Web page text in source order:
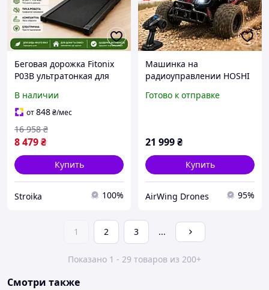
Беговая дорожка Fitonix
P03B ультратонкая для
компактная до 110 кг
Тредмилы для дома
тренажеры для бега
В наличии
от848₴/мес
8 479₴
16 958 ₴
Купить
Stroika 100%
Машинка на
радиоуправлении HOSHI
1:8 до 100+ км/ч |
2500KV | RC внедорожник
Готово к отправке
21 999₴
Купить
AirWing Drones 95%
1 2 3 ...
Показано 1 - 29 товаров из 200+
Смотри также